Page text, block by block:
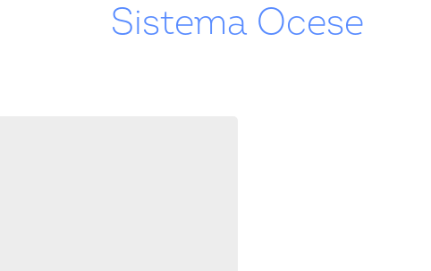
Sistema Ocese